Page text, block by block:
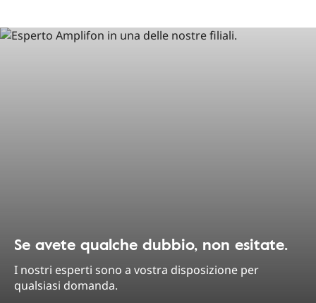
Se avete qualche dubbio, non esitate.
I nostri esperti sono a vostra disposizione per
qualsiasi domanda.